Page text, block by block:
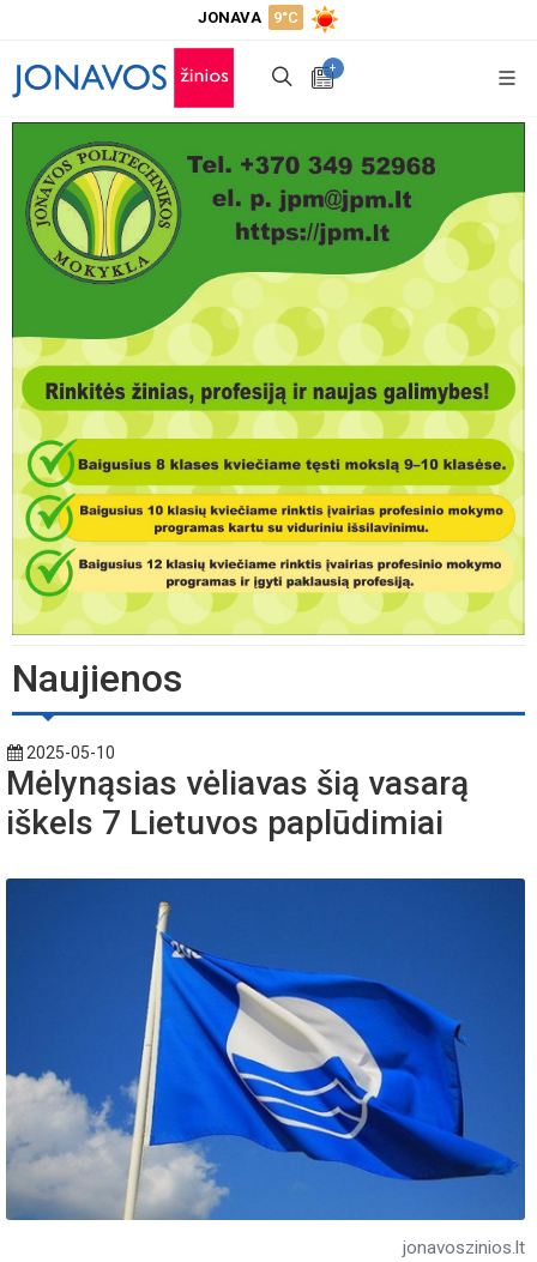
JONAVA 9°C
+
Naujienos
2025-05-10
Mėlynąsias vėliavas šią vasarą
iškels 7 Lietuvos paplūdimiai
jonavoszinios.lt